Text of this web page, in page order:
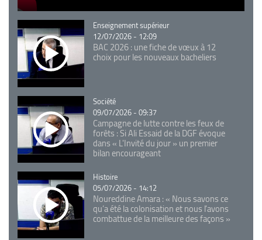
Catégorie
Enseignement supérieur
12/07/2026 - 12:09
BAC 2026 : une fiche de vœux à 12
choix pour les nouveaux bacheliers
Catégorie
Société
09/07/2026 - 09:37
Campagne de lutte contre les feux de
forêts : Si Ali Essaid de la DGF évoque
dans « L'Invité du jour » un premier
bilan encourageant
Catégorie
Histoire
05/07/2026 - 14:12
Noureddine Amara : « Nous savons ce
qu’a été la colonisation et nous l’avons
combattue de la meilleure des façons »